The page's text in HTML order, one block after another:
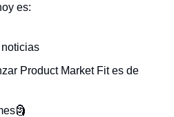
es:
Product Market Fit es de